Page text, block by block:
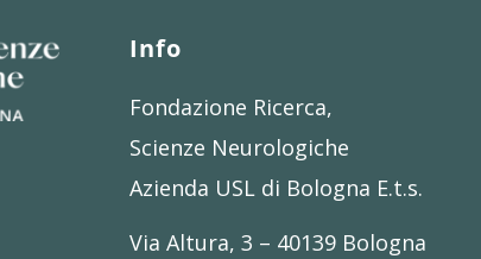
Info
Fondazione Ricerca,
Scienze Neurologiche
Azienda USL di Bologna E.t.s.
Via Altura, 3 – 40139 Bologna